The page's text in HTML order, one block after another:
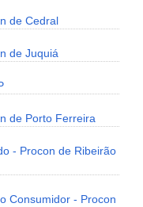
de Cedral
de Juquiá
de Porto Ferreira
- Procon de Ribeirão
Consumidor - Procon